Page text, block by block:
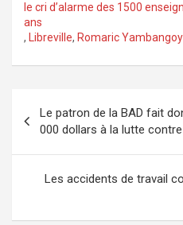
le cri d’alarme des 1500
ans
, Libreville, Romaric
de
l’article
Le patron de la BAD fait
000 dollars à la lutte
Les accidents de travail